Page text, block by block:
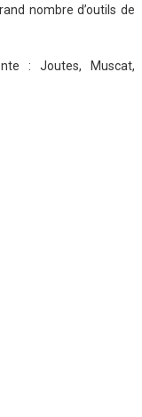
nombre d’outils de
: Joutes, Muscat,